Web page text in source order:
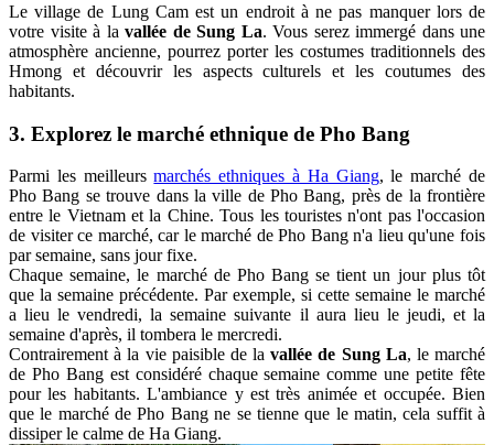
Le village de Lung Cam est un endroit à ne pas manquer lors de
votre visite à la vallée de Sung La. Vous serez immergé dans une
atmosphère ancienne, pourrez porter les costumes traditionnels des
Hmong et découvrir les aspects culturels et les coutumes des
habitants.
3. Explorez le marché ethnique de Pho Bang
Parmi les meilleursmarchés ethniques à Ha Giang, le marché de
Pho Bang se trouve dans la ville de Pho Bang, près de la frontière
entre le Vietnam et la Chine. Tous les touristes n'ont pas l'occasion
de visiter ce marché, car le marché de Pho Bang n'a lieu qu'une fois
par semaine, sans jour fixe.
Chaque semaine, le marché de Pho Bang se tient un jour plus tôt
que la semaine précédente. Par exemple, si cette semaine le marché
a lieu le vendredi, la semaine suivante il aura lieu le jeudi, et la
semaine d'après, il tombera le mercredi.
Contrairement à la vie paisible de lavallée de Sung La, le marché
de Pho Bang est considéré chaque semaine comme une petite fête
pour les habitants. L'ambiance y est très animée et occupée. Bien
que le marché de Pho Bang ne se tienne que le matin, cela suffit à
dissiper le calme de Ha Giang.